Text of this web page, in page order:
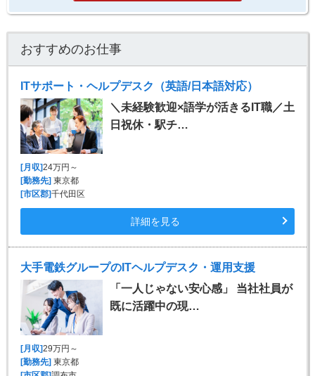
おすすめのお仕事
ITサポート・ヘルプデスク（英語/日本語対応）
＼未経験歓迎×語学が活きるIT職／土
日祝休・駅チ…
[月収]24万円～
[勤務先]東京都
[市区郡]千代田区
詳細を見る
大手電鉄グループのITヘルプデスク・運用支援
「一人じゃない安心感」 当社社員が
既に活躍中の現…
[月収]29万円～
[勤務先]東京都